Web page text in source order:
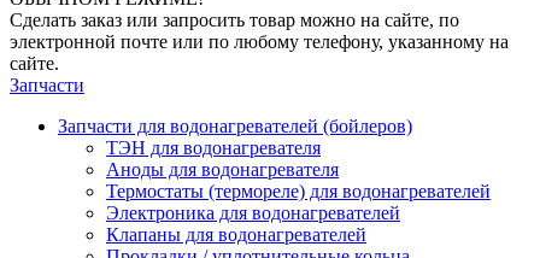
Сделать заказ или запросить товар можно на сайте, по
электронной почте или по любому телефону, указанному на
сайте.
Запчасти
Запчасти для водонагревателей (бойлеров)
ТЭН для водонагревателя
Аноды для водонагревателя
Термостаты (термореле) для водонагревателей
Электроника для водонагревателей
Клапаны для водонагревателей